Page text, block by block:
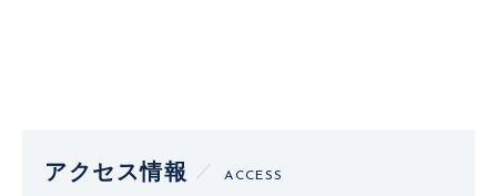
アクセス情報 ACCESS